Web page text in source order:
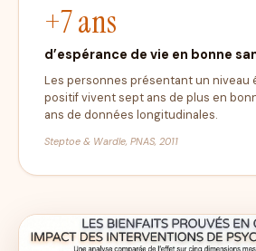
+7 ans
d’espérance de vie en bonne
Les personnes présentant un niveau
positif vivent sept ans de plus en
ans de données longitudinales.
Steptoe & Wardle, PNAS, 2011